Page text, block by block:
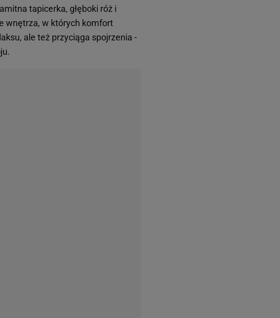
tapicerka, głęboki róż i
wnętrza, w których komfort
ale też przyciąga spojrzenia -